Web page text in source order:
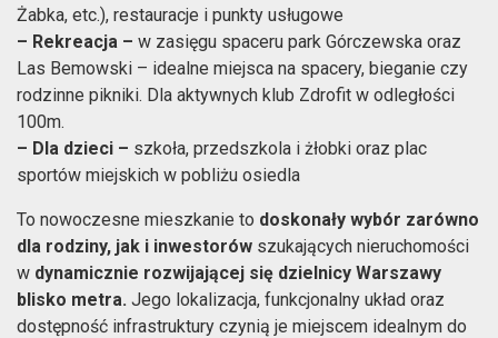
Żabka, etc.), restauracje i punkty usługowe
– Rekreacja – w zasięgu spaceru park Górczewska oraz
Las Bemowski – idealne miejsca na spacery, bieganie czy
rodzinne pikniki. Dla aktywnych klub Zdrofit w odległości
100m.
– Dla dzieci – szkoła, przedszkola i żłobki oraz plac
sportów miejskich w pobliżu osiedla
To nowoczesne mieszkanie to doskonały wybór zarówno
dla rodziny, jak i inwestorów szukających nieruchomości
w dynamicznie rozwijającej się dzielnicy Warszawy
blisko metra. Jego lokalizacja, funkcjonalny układ oraz
dostępność infrastruktury czynią je miejscem idealnym do